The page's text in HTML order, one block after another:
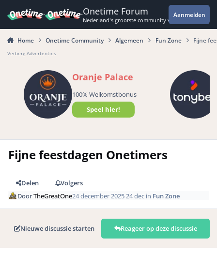
Onetime Forum
Nederland's grootste community voor de
Aanmelden
Home Onetime Community Algemeen Fun Zone Fijne
Verberg Advertenties
Oranje Palace
100% Welkomstbonus
Speel hier!
Fijne feestdagen Onetimers
Delen
Volgers
DoorTheGreatOne24 december 202524 dec in Fun Zone
Nieuwe discussie starten Reageer op deze discussie